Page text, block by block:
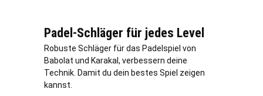
Padel-Schläger für jedes Level
Robuste Schläger für das Padelspiel von
Babolat und Karakal, verbessern deine
Technik. Damit du dein bestes Spiel zeigen
kannst.